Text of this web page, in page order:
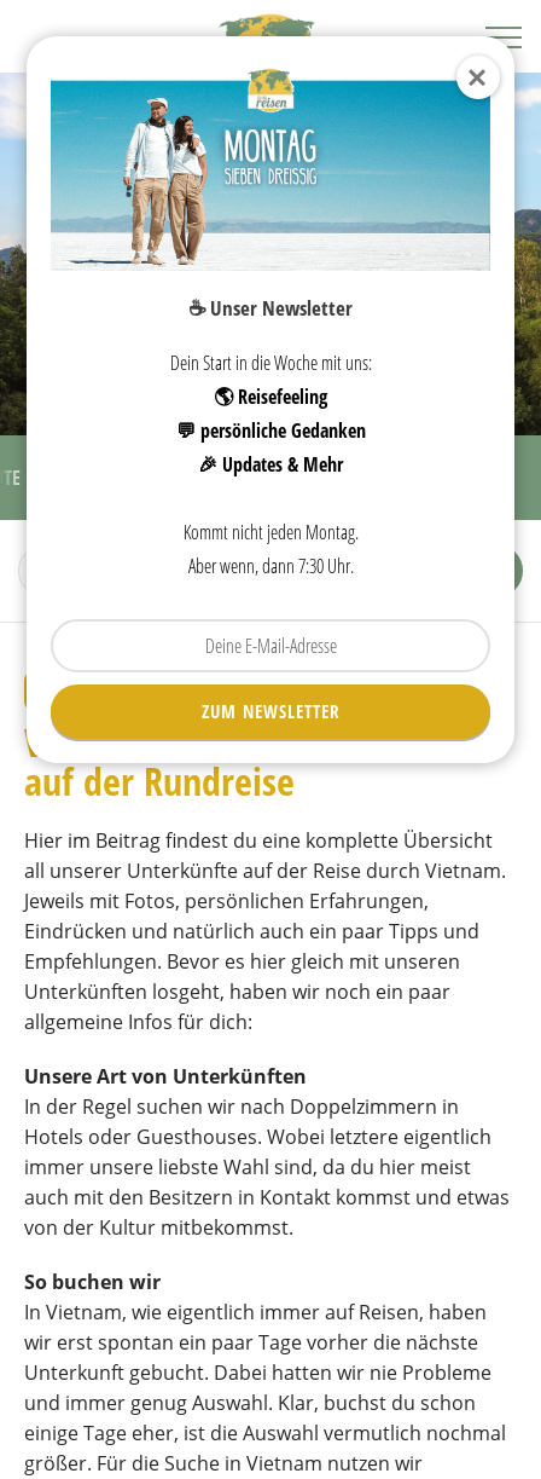
VIETNAM
REISEGUIDE
SEHENSWÜRDIGKEITEN UNTERKÜNFTE
REISETIPPS
Vietnam • Unsere Unterkünfte
auf der Rundreise
Hier im Beitrag findest du eine komplette Übersicht
all unserer Unterkünfte auf der Reise durch Vietnam.
Jeweils mit Fotos, persönlichen Erfahrungen,
Eindrücken und natürlich auch ein paar Tipps und
Empfehlungen. Bevor es hier gleich mit unseren
Unterkünften losgeht, haben wir noch ein paar
allgemeine Infos für dich:
Unsere Art von Unterkünften
In der Regel suchen wir nach Doppelzimmern in
Hotels oder Guesthouses. Wobei letztere eigentlich
immer unsere liebste Wahl sind, da du hier meist
auch mit den Besitzern in Kontakt kommst und etwas
von der Kultur mitbekommst.
So buchen wir
In Vietnam, wie eigentlich immer auf Reisen, haben
wir erst spontan ein paar Tage vorher die nächste
Unterkunft gebucht. Dabei hatten wir nie Probleme
und immer genug Auswahl. Klar, buchst du schon
einige Tage eher, ist die Auswahl vermutlich nochmal
größer. Für die Suche in Vietnam nutzen wir
☕️ Unser Newsletter
Dein Start in die Woche mit uns:
🌎 Reisefeeling
💬 persönliche Gedanken
🎉 Updates & Mehr
Kommt nicht jeden Montag.
Aber wenn, dann 7:30 Uhr.
Tippen
Sie
Ihre
E-
Mail
ein.
ZUM NEWSLETTER